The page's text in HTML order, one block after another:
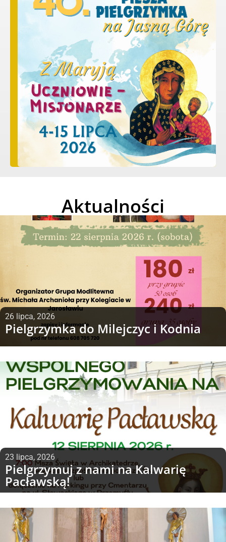
Aktualności
26 lipca, 2026
Pielgrzymka do Milejczyc i Kodnia
23 lipca, 2026
Pielgrzymuj z nami na Kalwarię
Pacławską!